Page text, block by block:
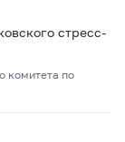
стресс-
комитета по